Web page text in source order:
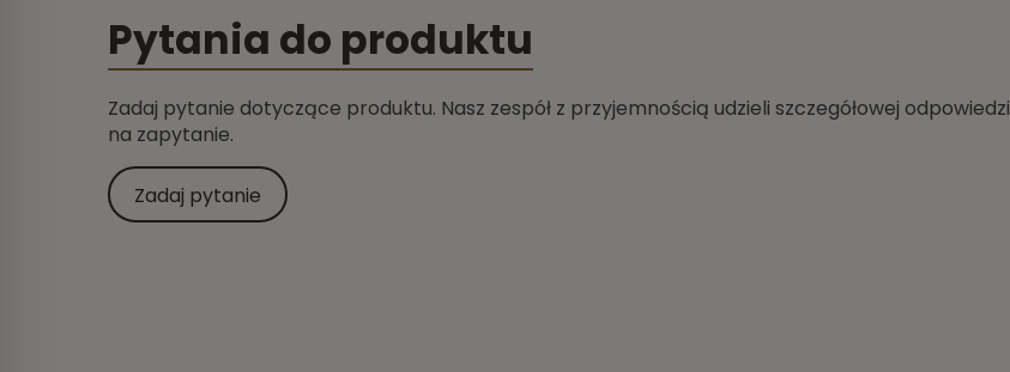
Pytania do produktu
Zadaj pytanie dotyczące produktu. Nasz zespół z przyjemnością udzieli szczegółowej odpowiedzi
na zapytanie.
Zadaj pytanie